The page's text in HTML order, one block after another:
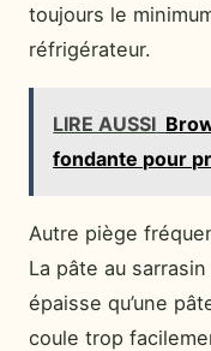
toujours le
réfrigérateur.
LIRE AUSSI
fondante pour
Autre piège
La pâte au
épaisse qu’une
coule trop